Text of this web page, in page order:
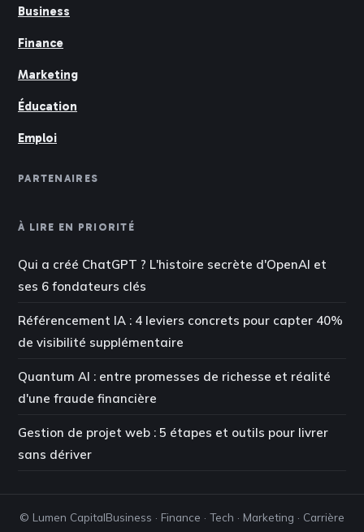
Business
Finance
Marketing
Éducation
Emploi
PARTENAIRES
À LIRE EN PRIORITÉ
Qui a créé ChatGPT ? L'histoire secrète d'OpenAI et
ses 6 fondateurs clés
Référencement IA : 4 leviers concrets pour capter 40%
de visibilité supplémentaire
Quantum AI : entre promesses de richesse et réalité
d'une fraude financière
Gestion de projet web : 5 étapes et outils pour livrer
sans dériver
© Lumen CapitalBusiness · Finance · Tech · Marketing · Carrière